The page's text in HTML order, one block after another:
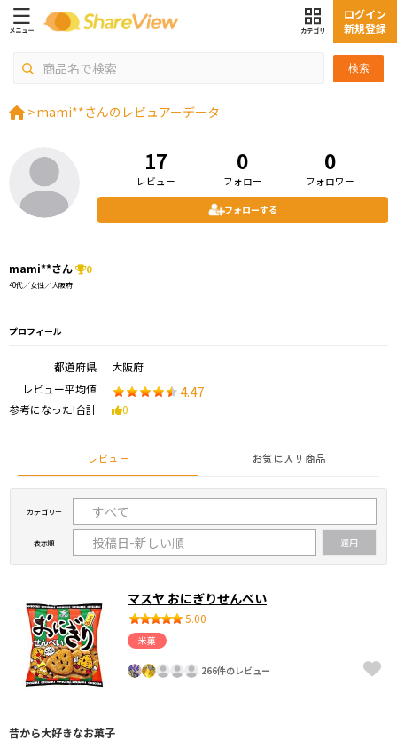
検索
ログイン
新規登録
>mami**さんのレビュアーデータ
17
レビュー
0
フォロー
0
フォロワー
フォローする
mami**さん 0
40代／女性／大阪府
プロフィール
都道府県
大阪府
レビュー平均値
4.47
参考になった!合計 0
レビュー お気に入り商品
カテゴリー
表示順
マスヤ おにぎりせんべい
5.00
米菓
266件のレビュー
昔から大好きなお菓子